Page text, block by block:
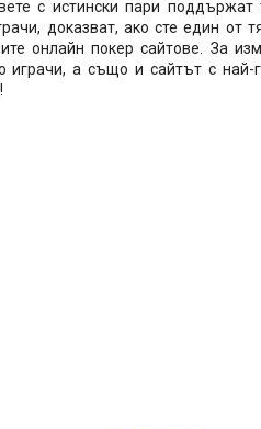
с истински пари поддържат
доказват, ако сте един от
онлайн покер сайтове. За
играчи, а също и сайтът с най-